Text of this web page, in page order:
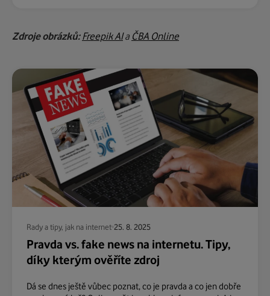
Zdroje obrázků: Freepik AIa ČBA Online
Rady a tipy, jak na internet 25. 8. 2025
Pravda vs. fake news na internetu. Tipy,
díky kterým ověříte zdroj
Dá se dnes ještě vůbec poznat, co je pravda a co jen dobře